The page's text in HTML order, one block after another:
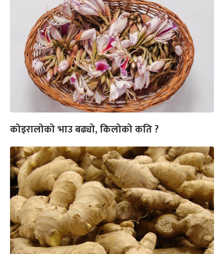
कोइरालोको भाउ बढ्यो, किलोको कति ?